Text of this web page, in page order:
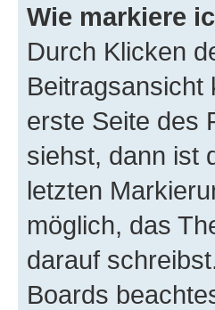
Wie markiere
Durch Klicken
Beitragsansicht
erste Seite des
siehst, dann ist
letzten
möglich, das
darauf
Boards